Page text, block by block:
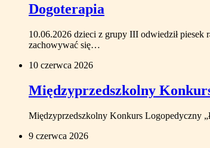
Dogoterapia
10.06.2026 dzieci z grupy III odwiedził piesek
zachowywać się…
10 czerwca 2026
Międzyprzedszkolny
Międzyprzedszkolny Konkurs Logopedyczny
9 czerwca 2026